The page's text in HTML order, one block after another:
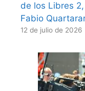
de los Libres
Fabio
12 de julio de 2026